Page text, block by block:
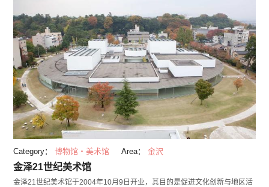
Category： 博物馆・美术馆 Area： 金沢
金泽21世纪美术馆
金泽21世纪美术馆于2004年10月9日开业，其目的是促进文化创新与地区活